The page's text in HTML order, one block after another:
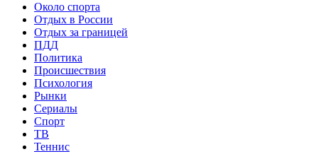
Около спорта
Отдых в России
Отдых за границей
ПДД
Политика
Происшествия
Психология
Рынки
Сериалы
Спорт
ТВ
Теннис